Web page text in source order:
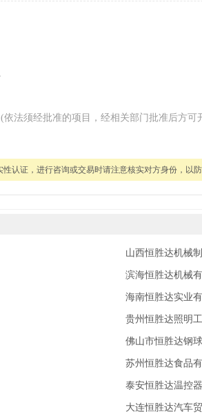
法须经批准的项目，经相关部门批准后方可
认证，进行咨询或交易时请注意核实对方身份，以防
山西恒胜达机械
滨海恒胜达机械
海南恒胜达实业
贵州恒胜达照明
佛山市恒胜达钢
苏州恒胜达食品
泰安恒胜达温控
大连恒胜达汽车